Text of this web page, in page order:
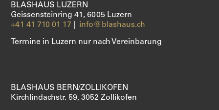
BLASHAUS LUZERN
Geissensteinring 41, 6005 Luzern
+41 41 710 01 17
info@blashaus.ch
Termine in Luzern nur nach Vereinbarung
BLASHAUS BERN/ZOLLIKOFEN
Kirchlindachstr. 59, 3052 Zollikofen